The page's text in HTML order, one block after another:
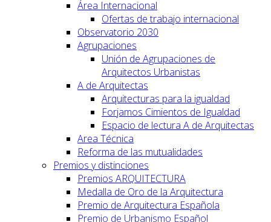
Área Internacional
Ofertas de trabajo internacional
Observatorio 2030
Agrupaciones
Unión de Agrupaciones de
Arquitectos Urbanistas
A de Arquitectas
Arquitecturas para la igualdad
Forjamos Cimientos de Igualdad
Espacio de lectura A de Arquitectas
Area Técnica
Reforma de las mutualidades
Premios y distinciones
Premios ARQUITECTURA
Medalla de Oro de la Arquitectura
Premio de Arquitectura Española
Premio de Urbanismo Español